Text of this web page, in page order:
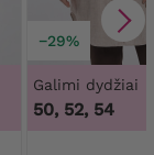
−29%
Galimi dydžiai
50, 52, 54